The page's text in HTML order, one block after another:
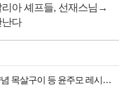
아 셰프들, 선재스님→
다
'편스토랑' 이찬원, 황태해장국·무생채·양념 목살구이 등 윤주모 레시피 섭렵